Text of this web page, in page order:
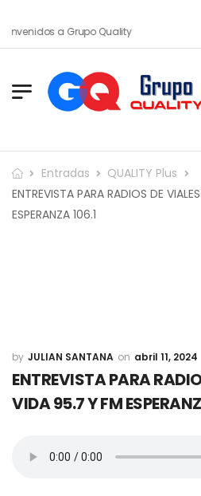
a Grupo Quality
Entradas
QUALITY Plus
ENTREVISTA PARA RADIOS DE
ESPERANZA 106.1
JULIAN SANTANA abril 11, 2024
ENTREVISTA PARA
VIDA 95.7 Y FM